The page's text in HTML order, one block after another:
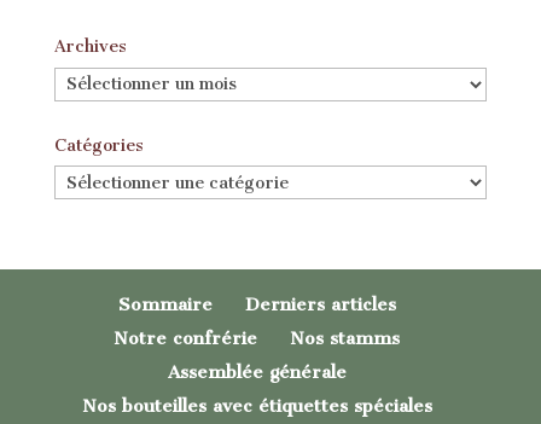
Archives
Archives
Catégories
Catégories
Sommaire
Derniers articles
Notre confrérie
Nos stamms
Assemblée générale
Nos bouteilles avec étiquettes spéciales